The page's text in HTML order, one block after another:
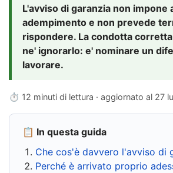
L'avviso di garanzia non impone
adempimento e non prevede
rispondere. La condotta
ne' ignorarlo: e' nominare un
lavorare.
⏱ 12 minuti di lettura · aggiornato al 27
📋 In questa guida
Che cos'è davvero l'avviso di
Perché è arrivato proprio